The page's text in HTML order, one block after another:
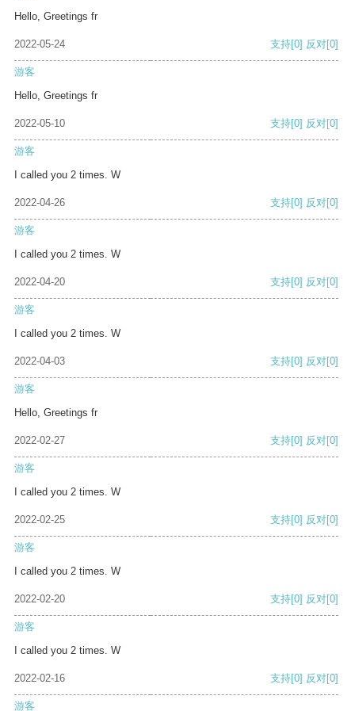
Hello, Greetings fr
2022-05-24 支持[0] 反对[0]
游客
Hello, Greetings fr
2022-05-10 支持[0] 反对[0]
游客
I called you 2 times. W
2022-04-26 支持[0] 反对[0]
游客
I called you 2 times. W
2022-04-20 支持[0] 反对[0]
游客
I called you 2 times. W
2022-04-03 支持[0] 反对[0]
游客
Hello, Greetings fr
2022-02-27 支持[0] 反对[0]
游客
I called you 2 times. W
2022-02-25 支持[0] 反对[0]
游客
I called you 2 times. W
2022-02-20 支持[0] 反对[0]
游客
I called you 2 times. W
2022-02-16 支持[0] 反对[0]
游客